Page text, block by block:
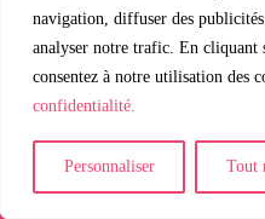
navigation, diffuser des publicités
analyser notre trafic. En cliquant
consentez à notre utilisation des
confidentialité.
Personnaliser Tout